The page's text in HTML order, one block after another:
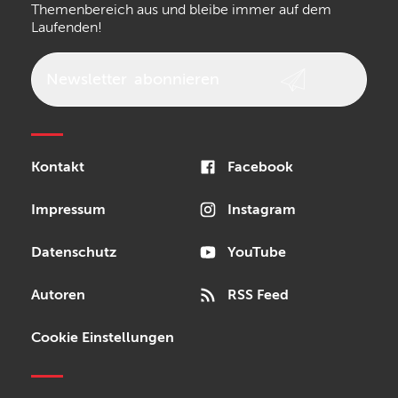
Themenbereich aus und bleibe immer auf dem
Laufenden!
Kontakt
Impressum
Datenschutz
Autoren
Cookie Einstellungen
Facebook
Instagram
YouTube
RSS Feed